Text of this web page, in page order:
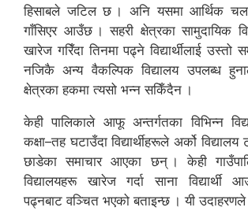
हिसाबले जटिल छ । अनि यसमा आर्थिक
गाँसिएर आउँछ । सहरी क्षेत्रका सामुदायिक
खारेज गरिँदा तिनमा पढ्ने विद्यार्थीलाई उस्तो
नजिकै अन्य वैकल्पिक विद्यालय उपलब्ध
क्षेत्रका हकमा त्यसो भन्न सकिँदैन ।
केही पालिकाले आफू अन्तर्गतका विभिन्न
कक्षा–तह घटाउँदा विद्यार्थीहरूले अर्को
छाडेका समाचार आएका छन् । केही
विद्यालयहरू खारेज गर्दा साना
पढ्नबाट वञ्चित भएको बताइन्छ । यी उदाहरणले